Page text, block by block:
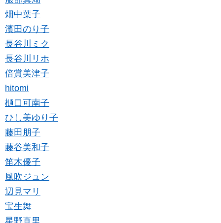
畑中葉子
濱田のり子
長谷川ミク
長谷川リホ
倍賞美津子
hitomi
樋口可南子
ひし美ゆり子
藤田朋子
藤谷美和子
笛木優子
風吹ジュン
辺見マリ
宝生舞
星野真里